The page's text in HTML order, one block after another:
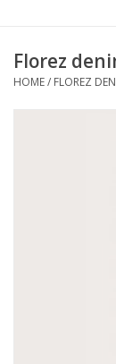
KADOBONNEN
Florez
HOME/ FLOREZ